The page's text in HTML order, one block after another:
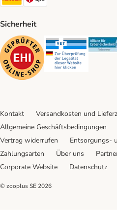
Sicherheit
Security Security
Kontakt Versandkosten und
Allgemeine Geschäftsbedingungen
Vertrag widerrufen
Entsorgungs-
Zahlungsarten
Über uns
Corporate Website
Datenschutz
© zooplus SE 2026